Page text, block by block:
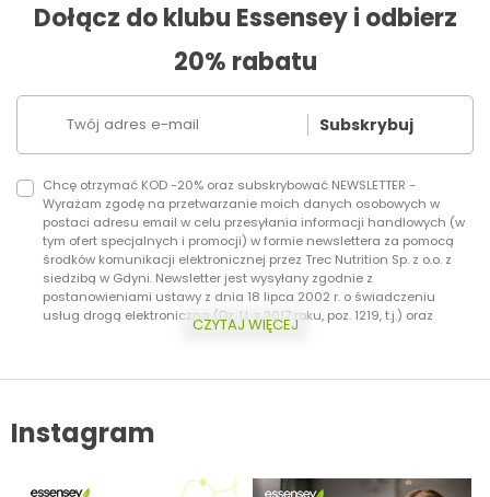
Dołącz do klubu Essensey i odbierz
20% rabatu
Subskrybuj
Chcę otrzymać KOD -20% oraz subskrybować NEWSLETTER -
Wyrażam zgodę na przetwarzanie moich danych osobowych w
postaci adresu email w celu przesyłania informacji handlowych (w
tym ofert specjalnych i promocji) w formie newslettera za pomocą
środków komunikacji elektronicznej przez Trec Nutrition Sp. z o.o. z
siedzibą w Gdyni. Newsletter jest wysyłany zgodnie z
postanowieniami ustawy z dnia 18 lipca 2002 r. o świadczeniu
usług drogą elektroniczną (Dz. U. z 2017 roku, poz. 1219, t.j.) oraz
ustawy z dnia 16 lipca 2004 r. Prawo telekomunikacyjne (Dz.U. z 2017
CZYTAJ WIĘCEJ
Instagram